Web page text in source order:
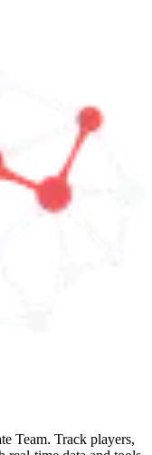
Team. Track players,